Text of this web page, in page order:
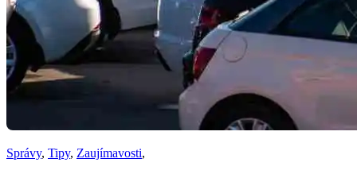
Správy, Tipy, Zaujímavosti,